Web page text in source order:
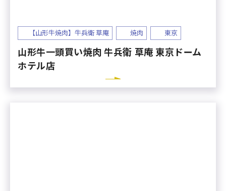
【山形牛焼肉】牛兵衛 草庵 焼肉 東京
山形牛一頭買い焼肉 牛兵衛 草庵 東京ドーム
ホテル店